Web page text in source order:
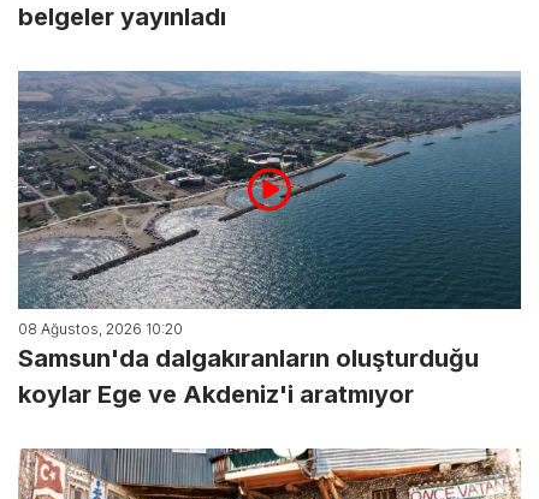
belgeler yayınladı
08 Ağustos, 2026 10:20
Samsun'da dalgakıranların oluşturduğu
koylar Ege ve Akdeniz'i aratmıyor